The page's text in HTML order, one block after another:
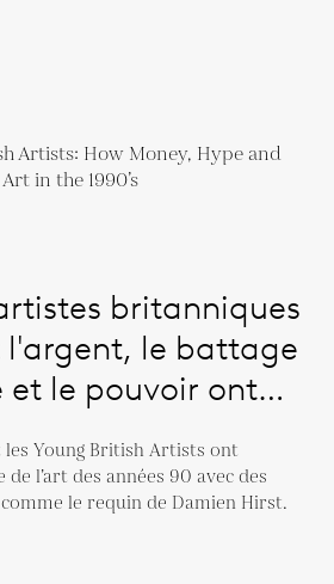
britanniques
le battage
le pouvoir ont
Young British Artists ont
l’art des années 90 avec des
le requin de Damien Hirst.